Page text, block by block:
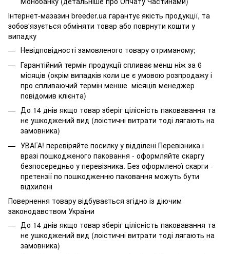
Інтернет-мазазин breeder.ua гарантує якість продукції, та
зобов'язується обміняти товар або поврнути кошти у
випадку
Невідповідності замовленого товару отриманому;
Гарантійний термін продукції спливає менш ніж за 6
місяців (окрім випадків коли це є умовою розпродажу і
про спливаючий термін менше місяців менеджер
повідомив клієнта)
До 14 днів якщо товар зберіг цілісність паковавання та
не ушкоджений вид (лоістичні витрати тоді лягають на
замовника)
УВАГА! перевіряйте посилку у відділені Перевізника і
вразі пошкодженого паковання - оформляйте скаргу
безпосередньо у перевізника. Без оформленої скарги -
претензії по пошкодженню паковання можуть бути
відхилені
Повернення товару відбувається згідно із діючим
законодавством України
До 14 днів якщо товар зберіг цілісність паковавання та
не ушкоджений вид (лоістичні витрати тоді лягають на
замовника)